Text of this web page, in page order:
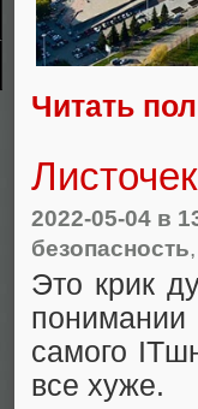
Читать
2022-05-04 в
безопасность
Это крик
самого
все хуже.